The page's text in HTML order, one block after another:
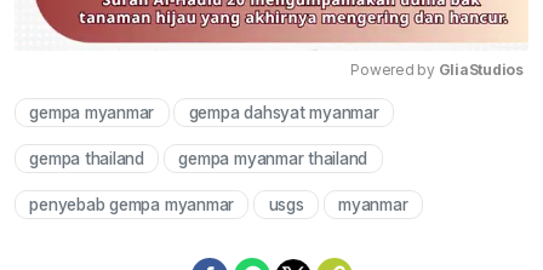
Powered by GliaStudios
gempa myanmar gempa dahsyat myanmar
gempa thailand gempa myanmar thailand
penyebab gempa myanmar usgs myanmar